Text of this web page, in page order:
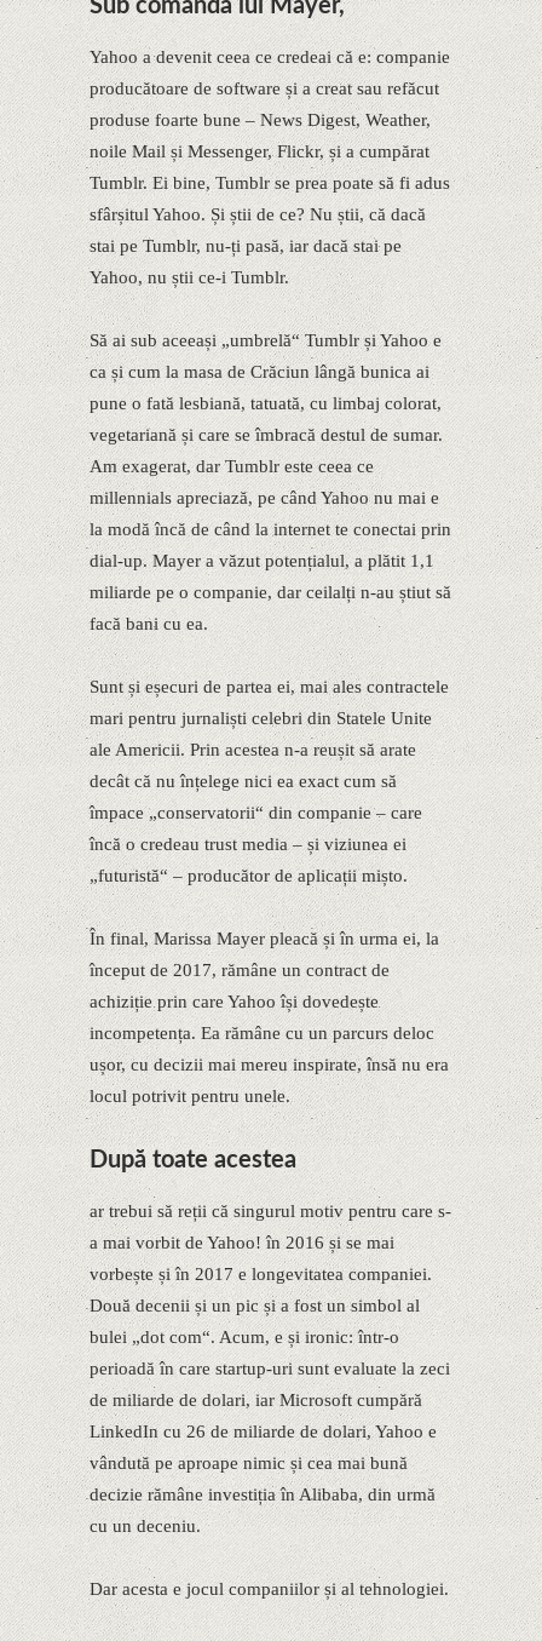
Sub comanda lui Mayer,
Yahoo a devenit ceea ce credeai că e: companie
producătoare de software și a creat sau refăcut
produse foarte bune – News Digest, Weather,
noile Mail și Messenger, Flickr, și a cumpărat
Tumblr. Ei bine, Tumblr se prea poate să fi adus
sfârșitul Yahoo. Și știi de ce? Nu știi, că dacă
stai pe Tumblr, nu-ți pasă, iar dacă stai pe
Yahoo, nu știi ce-i Tumblr.
Să ai sub aceeași „umbrelă“ Tumblr și Yahoo e
ca și cum la masa de Crăciun lângă bunica ai
pune o fată lesbiană, tatuată, cu limbaj colorat,
vegetariană și care se îmbracă destul de sumar.
Am exagerat, dar Tumblr este ceea ce
millennials apreciază, pe când Yahoo nu mai e
la modă încă de când la internet te conectai prin
dial-up. Mayer a văzut potențialul, a plătit 1,1
miliarde pe o companie, dar ceilalți n-au știut să
facă bani cu ea.
Sunt și eșecuri de partea ei, mai ales contractele
mari pentru jurnaliști celebri din Statele Unite
ale Americii. Prin acestea n-a reușit să arate
decât că nu înțelege nici ea exact cum să
împace „conservatorii“ din companie – care
încă o credeau trust media – și viziunea ei
„futuristă“ – producător de aplicații mișto.
În final, Marissa Mayer pleacă și în urma ei, la
început de 2017, rămâne un contract de
achiziție prin care Yahoo își dovedește
incompetența. Ea rămâne cu un parcurs deloc
ușor, cu decizii mai mereu inspirate, însă nu era
locul potrivit pentru unele.
După toate acestea
ar trebui să reții că singurul motiv pentru care s-
a mai vorbit de Yahoo! în 2016 și se mai
vorbește și în 2017 e longevitatea companiei.
Două decenii și un pic și a fost un simbol al
bulei „dot com“. Acum, e și ironic: într-o
perioadă în care startup-uri sunt evaluate la zeci
de miliarde de dolari, iar Microsoft cumpără
LinkedIn cu 26 de miliarde de dolari, Yahoo e
vândută pe aproape nimic și cea mai bună
decizie rămâne investiția în Alibaba, din urmă
cu un deceniu.
Dar acesta e jocul companiilor și al tehnologiei.